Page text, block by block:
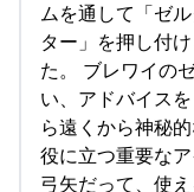
ムを通して「ゼ
ター」を押し付
た。 ブレワイの
い、アドバイス
ら遠くから神秘
役に立つ重要な
弓矢だって、使